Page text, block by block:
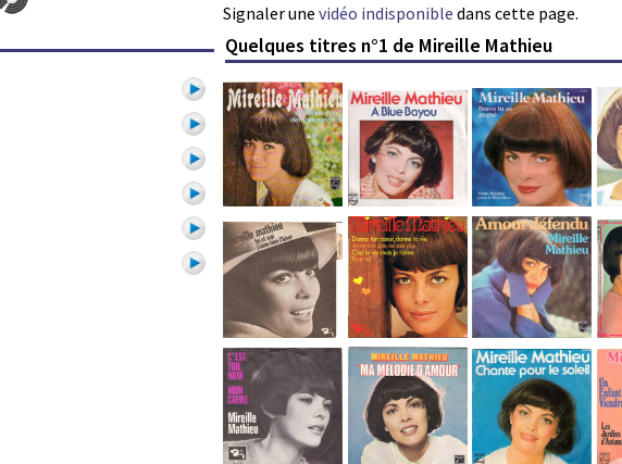
Signaler une vidéo indisponible dans cette page.
Quelques titres n°1 de Mireille Mathieu